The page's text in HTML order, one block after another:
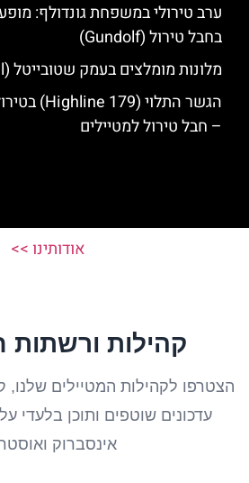
ערב טירולי במשפחת גונדולף:
בחבל טירול (Gundolf)
מלונות מומלצים בעמק שטובייטל (Stubaital)
– חבל טירול למטיילים
אודותינו >>
קהילות ורשתות
הצטרפו לקהילות המטיילים שלנו,
עדכונים שוטפים ותוכן בלעדי
אינסברוק